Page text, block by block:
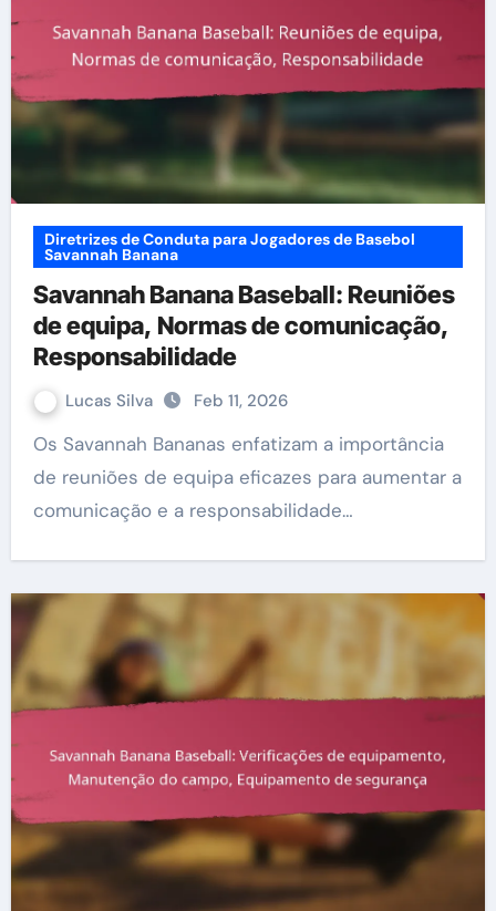
Diretrizes de Conduta para Jogadores de Basebol
Savannah Banana
Savannah Banana Baseball: Reuniões
de equipa, Normas de comunicação,
Responsabilidade
Lucas Silva Feb 11, 2026
Os Savannah Bananas enfatizam a importância
de reuniões de equipa eficazes para aumentar a
comunicação e a responsabilidade…